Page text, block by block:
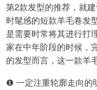
第2款发型的推荐，就
时髦感的短款羊毛卷发
是需要时常将其进行打
家在中年阶段的时候，
的发型而言，这一款羊
❶ 一定注重轮廓走向的